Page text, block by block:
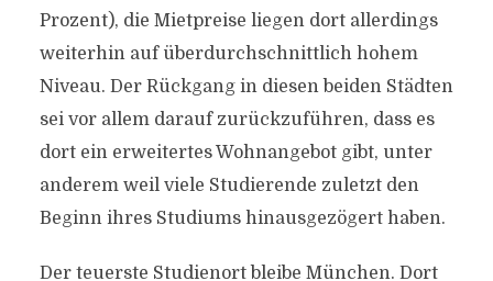
Prozent), die Mietpreise liegen dort allerdings
weiterhin auf überdurchschnittlich hohem
Niveau. Der Rückgang in diesen beiden Städten
sei vor allem darauf zurückzuführen, dass es
dort ein erweitertes Wohnangebot gibt, unter
anderem weil viele Studierende zuletzt den
Beginn ihres Studiums hinausgezögert haben.
Der teuerste Studienort bleibe München. Dort